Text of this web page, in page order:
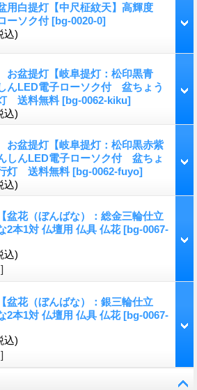
用白提灯【中尺柾紋天】高輝度
ーソク付[bg-0020-0]
込)
盆提灯【岐阜提灯：松印黒青
んLED電子ローソク付 盆ちょう
送料無料 [bg-0062-kiku]
込)
盆提灯【岐阜提灯：松印黒赤紫
しんLED電子ローソク付 盆ちょ
灯 送料無料 [bg-0062-fuyo]
込)
盆花（ぼんばな）：総金三輪仕立
2本1対 仏壇用 仏具 仏花[bg-0067-
込)
盆花（ぼんばな）：銀三輪仕立
2本1対 仏壇用 仏具 仏花[bg-0067-
込)